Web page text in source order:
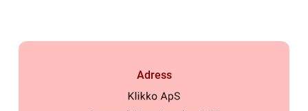
Adress